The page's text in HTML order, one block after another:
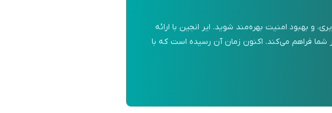
و بهبود امنیت بهره‌مند شوید. ایر انجین با ارائه
شما فراهم می‌کند. اکنون زمان آن رسیده است که با